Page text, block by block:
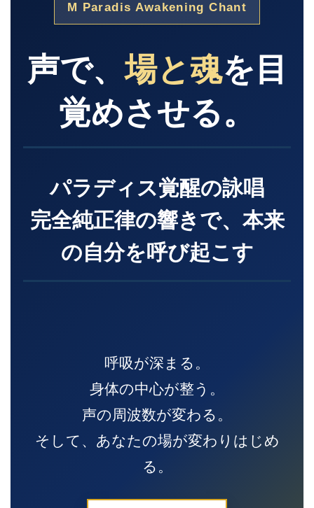
M Paradis Awakening Chant
声で、場と魂を目
覚めさせる。
パラディス覚醒の詠唱
完全純正律の響きで、本来
の自分を呼び起こす
呼吸が深まる。
身体の中心が整う。
声の周波数が変わる。
そして、あなたの場が変わりはじめ
る。